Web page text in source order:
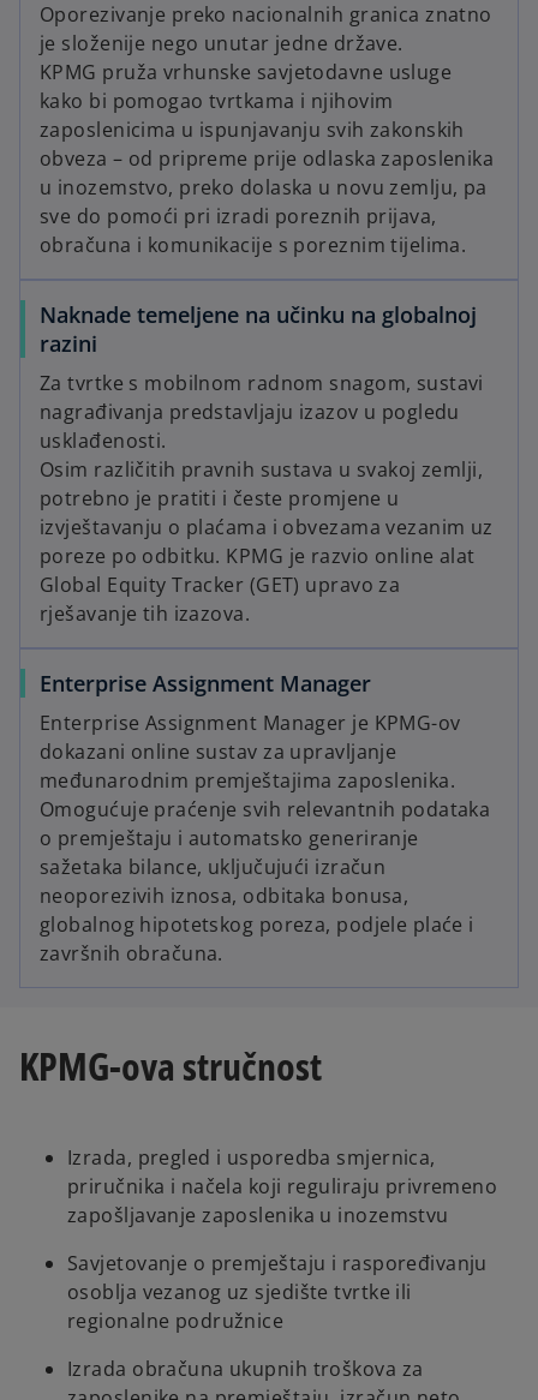
y
V
i
d
e
o
Oporezivanje preko nacionalnih granica znatno
je složenije nego unutar jedne države.
KPMG pruža vrhunske savjetodavne usluge
kako bi pomogao tvrtkama i njihovim
zaposlenicima u ispunjavanju svih zakonskih
obveza – od pripreme prije odlaska zaposlenika
u inozemstvo, preko dolaska u novu zemlju, pa
sve do pomoći pri izradi poreznih prijava,
obračuna i komunikacije s poreznim tijelima.
Naknade temeljene na učinku na globalnoj
razini
Za tvrtke s mobilnom radnom snagom, sustavi
nagrađivanja predstavljaju izazov u pogledu
usklađenosti.
Osim različitih pravnih sustava u svakoj zemlji,
potrebno je pratiti i česte promjene u
izvještavanju o plaćama i obvezama vezanim uz
poreze po odbitku. KPMG je razvio online alat
Global Equity Tracker (GET) upravo za
rješavanje tih izazova.
Enterprise Assignment Manager
Enterprise Assignment Manager je KPMG-ov
dokazani online sustav za upravljanje
međunarodnim premještajima zaposlenika.
Omogućuje praćenje svih relevantnih podataka
o premještaju i automatsko generiranje
sažetaka bilance, uključujući izračun
neoporezivih iznosa, odbitaka bonusa,
globalnog hipotetskog poreza, podjele plaće i
završnih obračuna.
KPMG-ova stručnost
Izrada, pregled i usporedba smjernica,
priručnika i načela koji reguliraju privremeno
zapošljavanje zaposlenika u inozemstvu
Savjetovanje o premještaju i raspoređivanju
osoblja vezanog uz sjedište tvrtke ili
regionalne podružnice
Izrada obračuna ukupnih troškova za